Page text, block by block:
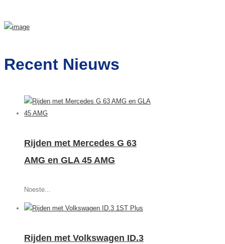
Recent Nieuws
Rijden met Mercedes G 63
AMG en GLA 45 AMG
Noeste...
Rijden met Volkswagen ID.3